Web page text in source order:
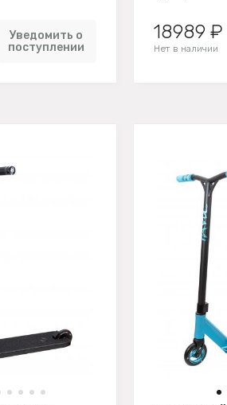
Уведомить о
поступлении
18989 ₽
Нет в наличии